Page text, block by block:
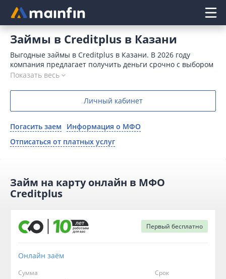
Главное меню
Займы в Creditplus в Казани
Выгодные займы в Creditplus в Казани. В 2026 году
компания предлагает получить деньги срочно с выбором
наиболее удобных способов погашения.
Показать весь
Личный кабинет
Погасить заем
Информация о МФО
Отписаться от платных услуг
Займ на карту онлайн в МФО
Creditplus
Первый бесплатно
Онлайн заём
Сумма Срок